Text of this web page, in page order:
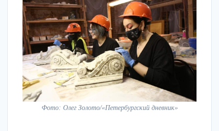
Фото: Олег Золото/«Петербургский дневник»